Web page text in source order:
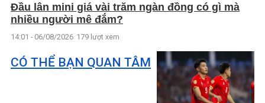
Đầu lân mini giá vài trăm ngàn đồng có gì mà
nhiều người mê đắm?
14:01 - 06/08/2026 179 lượt xem
CÓ THỂ BẠN QUAN TÂM